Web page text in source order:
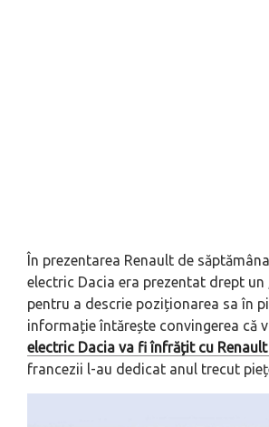
În prezentarea Renault de
electric Dacia era prezentat drept un
pentru a descrie poziționarea sa în
informație întărește convingerea că
electric Dacia va fi înfrățit cu Renault
francezii l-au dedicat anul trecut